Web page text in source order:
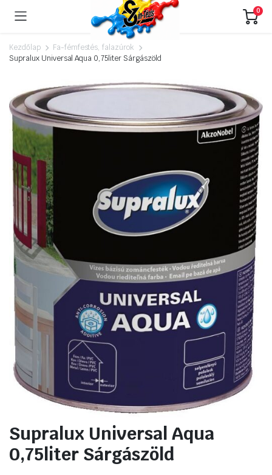
0
Kezdőlap
Fa-fémfestés, falazúrok
Supralux Universal Aqua 0,75liter Sárgászöld
Supralux Universal Aqua
0,75liter Sárgászöld